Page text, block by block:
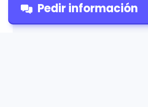
Pedir información